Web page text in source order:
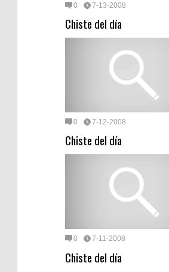
0 7-13-2008
Chiste del día
0 7-12-2008
Chiste del día
0 7-11-2008
Chiste del día